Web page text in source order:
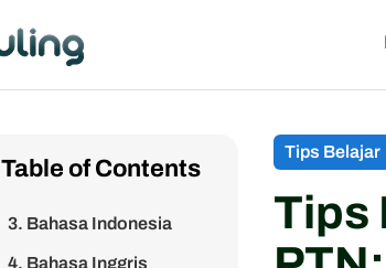
Table of Contents
6. Jangan lupa meminta
2. Matematika dasar
3. Bahasa Indonesia
4. Bahasa Inggris
Tips Belajar
Tips